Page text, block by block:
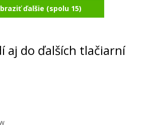
(Purpurový)
ďalšie (spolu 15)
aj do ďalších tlačiarní